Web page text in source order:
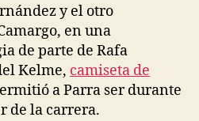
y el otro
en una
de parte de Rafa
Kelme, camiseta de
a Parra ser durante
de la carrera.